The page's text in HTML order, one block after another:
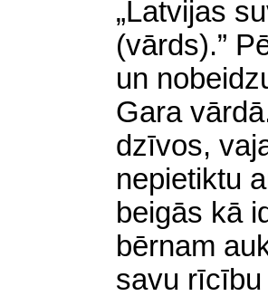
„Latvijas
(vārds).”
un
Gara
dzīvos,
nepietiktu
beigās kā
bērnam
savu